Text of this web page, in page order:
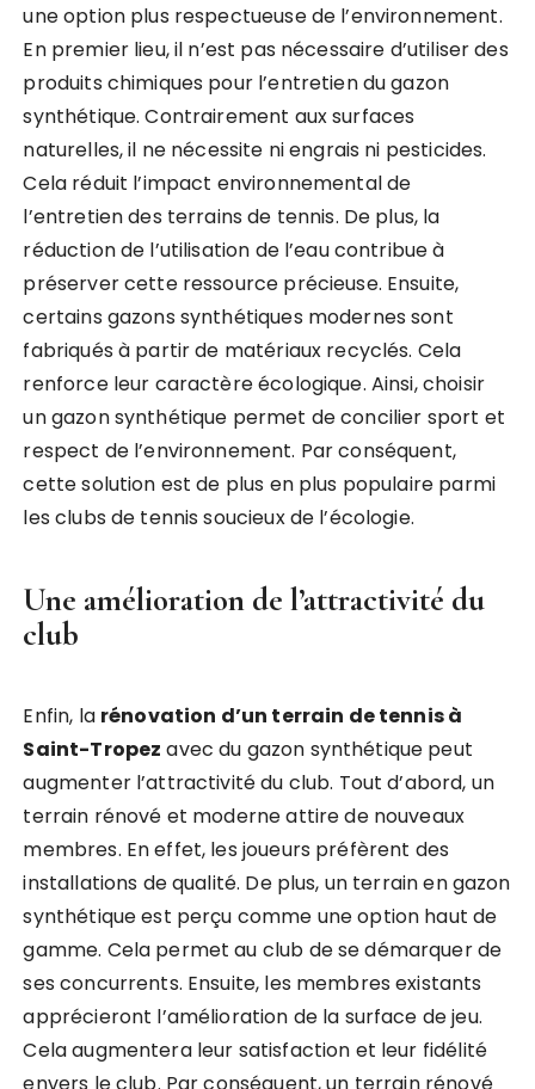
une option plus respectueuse de l’environnement.
En premier lieu, il n’est pas nécessaire d’utiliser des
produits chimiques pour l’entretien du gazon
synthétique. Contrairement aux surfaces
naturelles, il ne nécessite ni engrais ni pesticides.
Cela réduit l’impact environnemental de
l’entretien des terrains de tennis. De plus, la
réduction de l’utilisation de l’eau contribue à
préserver cette ressource précieuse. Ensuite,
certains gazons synthétiques modernes sont
fabriqués à partir de matériaux recyclés. Cela
renforce leur caractère écologique. Ainsi, choisir
un gazon synthétique permet de concilier sport et
respect de l’environnement. Par conséquent,
cette solution est de plus en plus populaire parmi
les clubs de tennis soucieux de l’écologie.
Une amélioration de l’attractivité du
club
Enfin, la rénovation d’un terrain de tennis à
Saint-Tropez avec du gazon synthétique peut
augmenter l’attractivité du club. Tout d’abord, un
terrain rénové et moderne attire de nouveaux
membres. En effet, les joueurs préfèrent des
installations de qualité. De plus, un terrain en gazon
synthétique est perçu comme une option haut de
gamme. Cela permet au club de se démarquer de
ses concurrents. Ensuite, les membres existants
apprécieront l’amélioration de la surface de jeu.
Cela augmentera leur satisfaction et leur fidélité
envers le club. Par conséquent, un terrain rénové